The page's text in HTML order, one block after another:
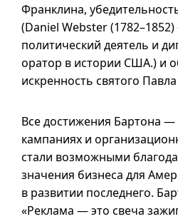
Франклина,
(Daniel Webster
политический деятель и
оратор в истории США.) и
искренность святого
Все достижения Бартона
кампаниях и
стали возможными
значения бизнеса для
в развитии последнего.
«Реклама — это свеча